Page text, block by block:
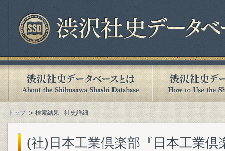
トップ 検索結果 - 社史詳細
(社)日本工業倶楽部『日本工業倶